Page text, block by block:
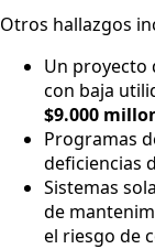
Otros hallazgos
Un proyecto
con baja
$9.000
Programas
deficiencias
Sistemas
de
el riesgo de